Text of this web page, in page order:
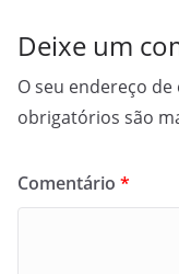
Deixe um
O seu endereço
obrigatórios são
Comentário *